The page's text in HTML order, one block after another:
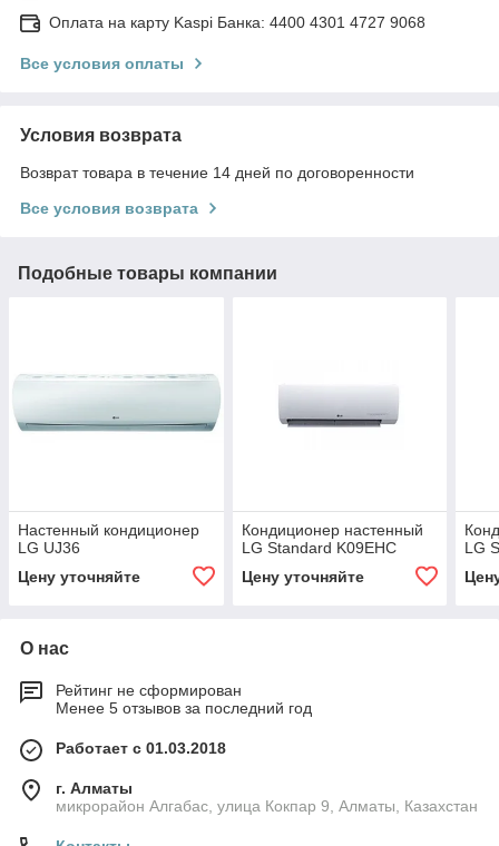
Оплата на карту Kaspi Банка: 4400 4301 4727 9068
Все условия оплаты
Условия возврата
Возврат товара в течение 14 дней по договоренности
Все условия возврата
Подобные товары компании
Настенный кондиционер
LG UJ36
Цену уточняйте
Кондиционер настенный
LG Standard K09EHC
Цену уточняйте
LG
О нас
Рейтинг не сформирован
Менее 5 отзывов за последний год
Работает с 01.03.2018
г. Алматы
микрорайон Алгабас, улица Кокпар 9, Алматы, Казахстан